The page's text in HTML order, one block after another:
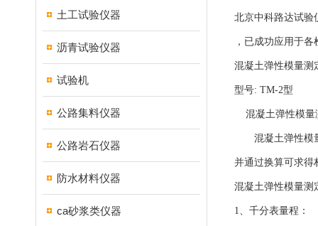
土工试验仪器
沥青试验仪器
试验机
公路集料仪器
公路岩石仪器
防水材料仪器
ca砂浆类仪器
北京中科路达试验
，已成功应用于
混凝土弹性模量测
型号: TM-2型
混凝土弹性模量
混凝土弹性模量
并通过换算可求得
混凝土弹性模量测
1、千分表量程